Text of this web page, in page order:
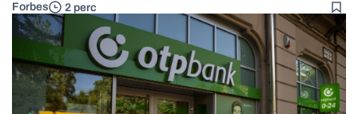
Forbes 2 perc